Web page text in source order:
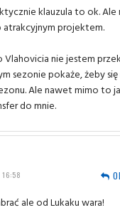
klauzula to ok. Ale
projektem.
Vlahovicia nie jestem
sezonie pokaże, żeby się
Ale nawet mimo to
do mnie.
ale od Lukaku wara!